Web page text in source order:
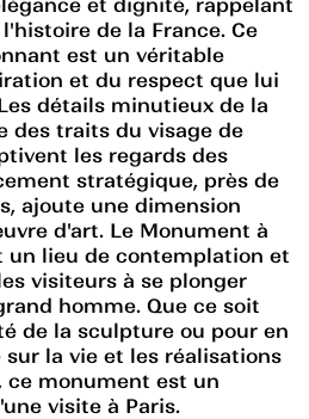
de la France. Ce
est un véritable
et du respect que lui
détails minutieux de la
des traits du visage de
les regards des
stratégique, près de
ajoute une dimension
d'art. Le Monument à
un lieu de contemplation et
visiteurs à se plonger
homme. Que ce soit
de la sculpture ou pour en
la vie et les réalisations
ce monument est un
visite à Paris.